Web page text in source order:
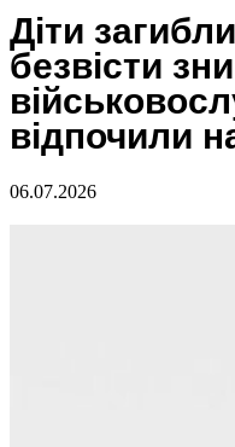
Діти
безвісти
відпочили
06.07.2026